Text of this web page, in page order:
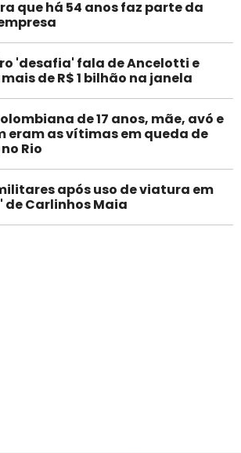
que há 54 anos faz parte da
'desafia' fala de Ancelotti e
de R$ 1 bilhão na janela
de 17 anos, mãe, avó e
eram as vítimas em queda de
Rio
após uso de viatura em
Carlinhos Maia